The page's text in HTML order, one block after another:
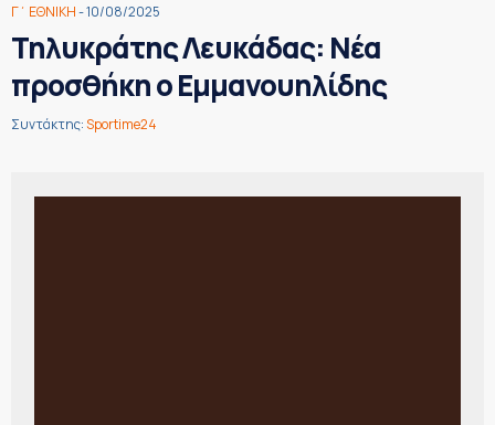
Γ΄ ΕΘΝΙΚΗ- 10/08/2025
Τηλυκράτης Λευκάδας: Νέα
προσθήκη ο Εμμανουηλίδης
Συντάκτης:Sportime24